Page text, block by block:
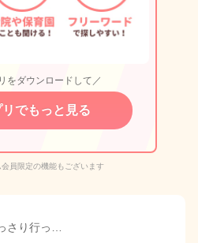
をダウンロードして／
でもっと見る
員限定の機能もございます
さり行っ…